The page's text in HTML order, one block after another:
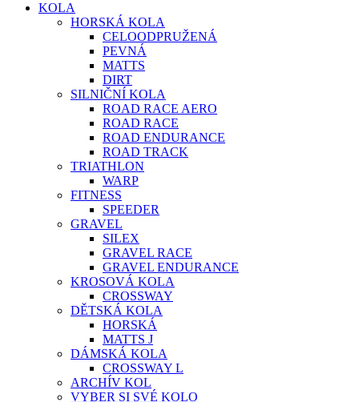
KOLA
HORSKÁ KOLA
CELOODPRUŽENÁ
PEVNÁ
MATTS
DIRT
SILNIČNÍ KOLA
ROAD RACE AERO
ROAD RACE
ROAD ENDURANCE
ROAD TRACK
TRIATHLON
WARP
FITNESS
SPEEDER
GRAVEL
SILEX
GRAVEL RACE
GRAVEL ENDURANCE
KROSOVÁ KOLA
CROSSWAY
DĚTSKÁ KOLA
HORSKÁ
MATTS J
DÁMSKÁ KOLA
CROSSWAY L
ARCHÍV KOL
VYBER SI SVÉ KOLO